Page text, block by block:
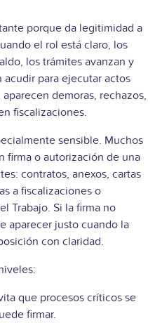
porque da legitimidad a
el rol está claro, los
los trámites avanzan y
acudir para ejecutar actos
demoras, rechazos,
fiscalizaciones.
sensible. Muchos
firma o autorización de una
contratos, anexos, cartas
a fiscalizaciones o
Trabajo. Si la firma no
aparecer justo cuando la
con claridad.
que procesos críticos se
firmar.